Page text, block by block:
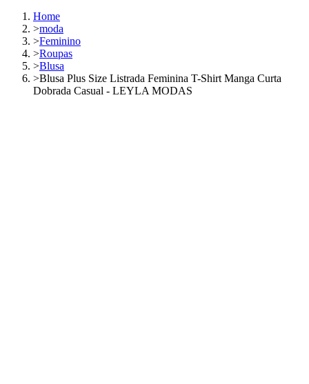
Home
>moda
>Feminino
>Roupas
>Blusa
>Blusa Plus Size Listrada Feminina T-Shirt Manga Curta
Dobrada Casual - LEYLA MODAS